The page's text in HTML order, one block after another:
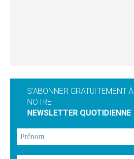
S'ABONNER GRATUITEMENT À
NOTRE
NEWSLETTER QUOTIDIENNE